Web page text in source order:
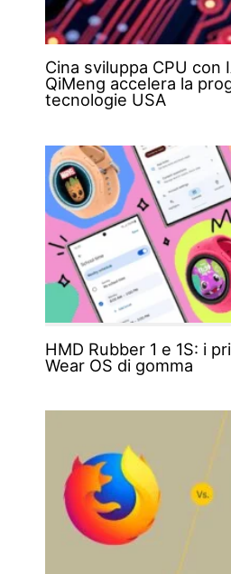
Cina sviluppa CPU con
QiMeng accelera la
tecnologie USA
HMD Rubber 1 e 1S: i
Wear OS di gomma